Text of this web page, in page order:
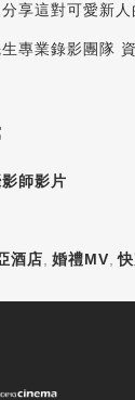
享這對可愛新人
專業錄影團隊
師影片
酒店 婚禮MV ,